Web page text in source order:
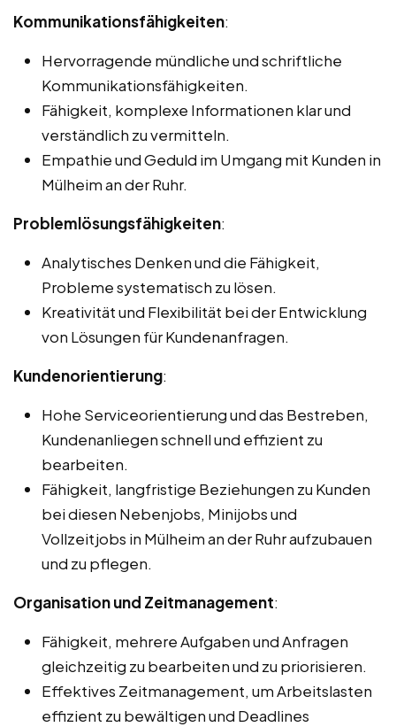
Kommunikationsfähigkeiten:
Hervorragende mündliche und schriftliche
Kommunikationsfähigkeiten.
Fähigkeit, komplexe Informationen klar und
verständlich zu vermitteln.
Empathie und Geduld im Umgang mit Kunden in
Mülheim an der Ruhr.
Problemlösungsfähigkeiten:
Analytisches Denken und die Fähigkeit,
Probleme systematisch zu lösen.
Kreativität und Flexibilität bei der Entwicklung
von Lösungen für Kundenanfragen.
Kundenorientierung:
Hohe Serviceorientierung und das Bestreben,
Kundenanliegen schnell und effizient zu
bearbeiten.
Fähigkeit, langfristige Beziehungen zu Kunden
bei diesen Nebenjobs, Minijobs und
Vollzeitjobs in Mülheim an der Ruhr aufzubauen
und zu pflegen.
Organisation und Zeitmanagement:
Fähigkeit, mehrere Aufgaben und Anfragen
gleichzeitig zu bearbeiten und zu priorisieren.
Effektives Zeitmanagement, um Arbeitslasten
effizient zu bewältigen und Deadlines